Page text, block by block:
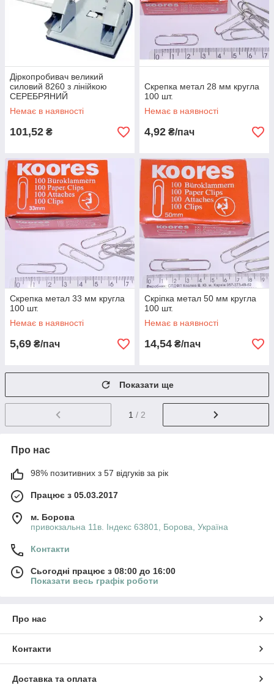
Діркопробивач великий
силовий 8260 з лінійкою
СЕРЕБРЯНИЙ
Немає в наявності
101,52 ₴
Скрепка метал 28 мм кругла
100 шт.
Немає в наявності
4,92 ₴/пач
Скрепка метал 33 мм кругла
100 шт.
Немає в наявності
5,69 ₴/пач
Скріпка метал 50 мм кругла
100 шт.
Немає в наявності
14,54 ₴/пач
Показати ще
1 / 2
Про нас
98% позитивних з 57 відгуків за рік
Працює з 05.03.2017
м. Борова
привокзальна 11в. Індекс 63801, Борова, Україна
Контакти
Сьогодні працює з 08:00 до 16:00
Показати весь графік роботи
Про нас
Контакти
Доставка та оплата